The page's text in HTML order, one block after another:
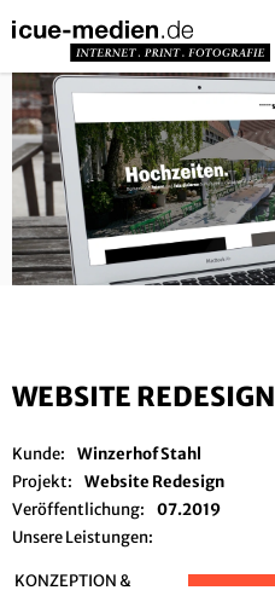
WEBSITE REDESIGN
Kunde:
Winzerhof Stahl
Projekt:
Website Redesign
Veröffentlichung:
07.2019
Unsere Leistungen:
KONZEPTION &